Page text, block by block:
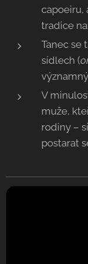
capoeiru,
tradice
Tanec se
sídlech (
V
muže,
rodiny –
postarat